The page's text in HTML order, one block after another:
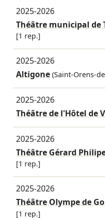
2025-2026
Théâtre municipal de
[1 rep.]
2025-2026
Altigone(Saint-Orens-
2025-2026
Théâtre de l'Hôtel de
2025-2026
Théâtre Gérard
[1 rep.]
2025-2026
Théâtre Olympe de
[1 rep.]